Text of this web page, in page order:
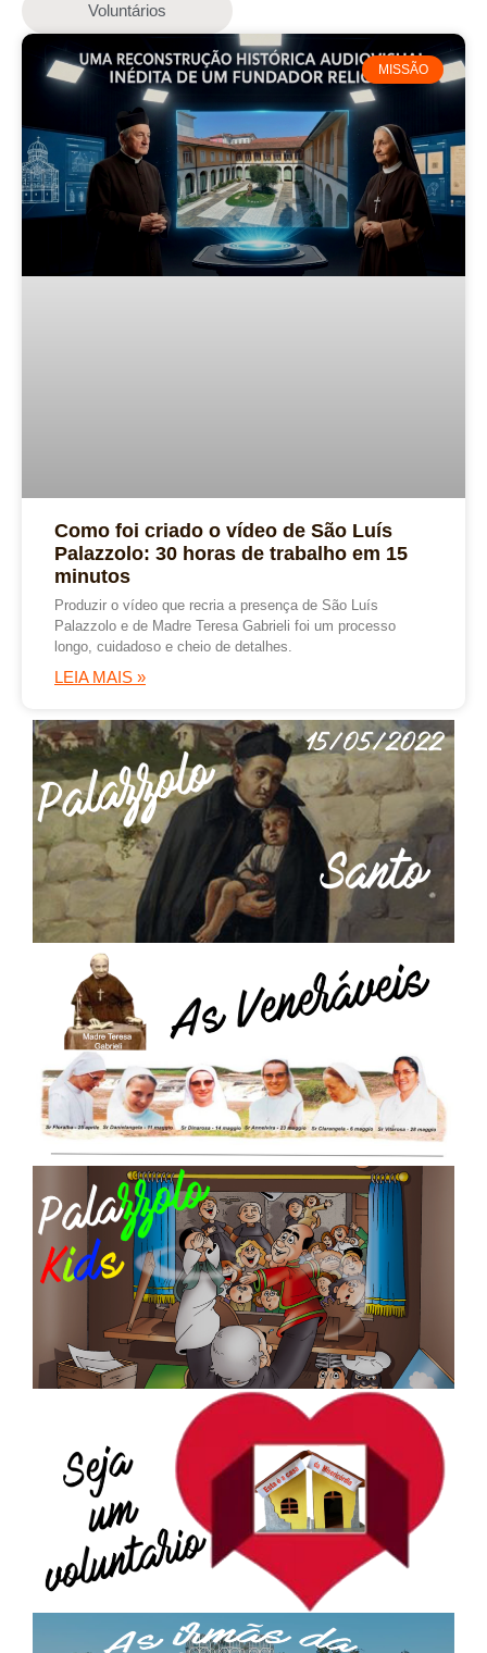
Voluntários
MISSÃO
Como foi criado o vídeo de São Luís
Palazzolo: 30 horas de trabalho em 15
minutos
Produzir o vídeo que recria a presença de São Luís
Palazzolo e de Madre Teresa Gabrieli foi um processo
longo, cuidadoso e cheio de detalhes.
LEIA MAIS »